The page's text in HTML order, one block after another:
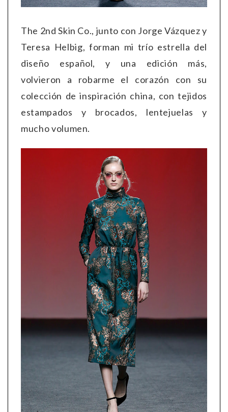
The 2nd Skin Co., junto con Jorge Vázquez y
Teresa Helbig, forman mi trío estrella del
diseño español, y una edición más,
volvieron a robarme el corazón con su
colección de inspiración china, con tejidos
estampados y brocados, lentejuelas y
mucho volumen.